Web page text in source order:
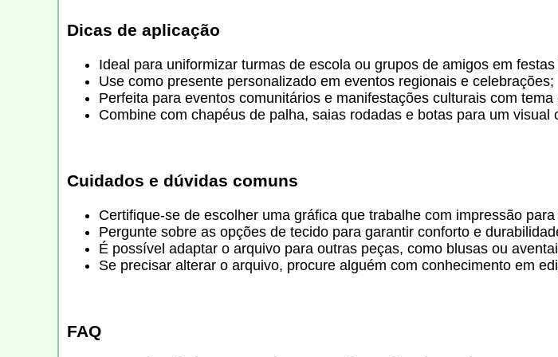
Dicas de aplicação
Ideal para uniformizar turmas de escola ou grupos de amigos em festas
Use como presente personalizado em eventos regionais e celebrações;
Perfeita para eventos comunitários e manifestações culturais com tema
Combine com chapéus de palha, saias rodadas e botas para um visual
Cuidados e dúvidas comuns
Certifique-se de escolher uma gráfica que trabalhe com impressão
Pergunte sobre as opções de tecido para garantir conforto e
É possível adaptar o arquivo para outras peças, como blusas ou
Se precisar alterar o arquivo, procure alguém com conhecimento em
FAQ